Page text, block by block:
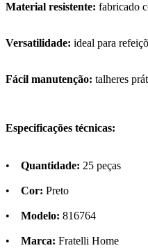
Material resistente: fabricado
Versatilidade: ideal para
Fácil manutenção: talheres
Especificações técnicas:
• Quantidade: 25 peças
• Cor: Preto
• Modelo: 816764
• Marca: Fratelli Home